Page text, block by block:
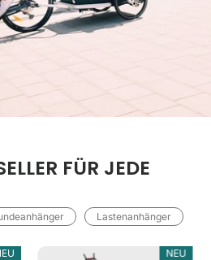
FÜR JEDE
Lastenanhänger
NEU